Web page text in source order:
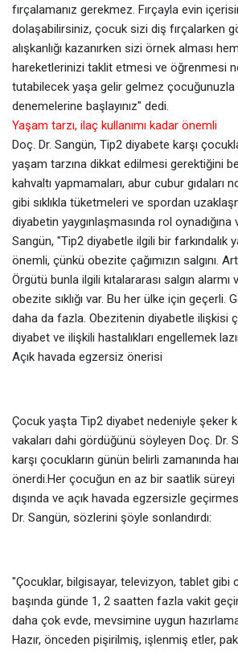
fırçalamanız gerekmez. Fırçayla evin
dolaşabilirsiniz, çocuk sizi diş fırçalarken
alışkanlığı kazanırken sizi örnek alması
hareketlerinizi taklit etmesi ve öğrenmesi
tutabilecek yaşa gelir gelmez çocuğunuzla
denemelerine başlayınız" dedi.
Yaşam tarzı, ilaç kullanımı kadar önemli
Doç. Dr. Sangün, Tip2 diyabete karşı
yaşam tarzına dikkat edilmesi gerektiğini
kahvaltı yapmamaları, abur cubur gıdaları
gibi sıklıkla tüketmeleri ve spordan
diyabetin yaygınlaşmasında rol oynadığına
Sangün, "Tip2 diyabetle ilgili bir farkındalık
önemli, çünkü obezite çağımızın salgını.
Örgütü bunla ilgili kıtalararası salgın
obezite sıklığı var. Bu her ülke için geçerli.
daha da fazla. Obezitenin diyabetle ilişkisi
diyabet ve ilişkili hastalıkları engellemek
Açık havada egzersiz önerisi
Çocuk yaşta Tip2 diyabet nedeniyle şeker
vakaları dahi gördüğünü söyleyen Doç. Dr.
karşı çocukların günün belirli zamanında
önerdi.Her çocuğun en az bir saatlik
dışında ve açık havada egzersizle
Dr. Sangün, sözlerini şöyle sonlandırdı:
"Çocuklar, bilgisayar, televizyon, tablet gibi
başında günde 1, 2 saatten fazla vakit
daha çok evde, mevsimine uygun
Hazır, önceden pişirilmiş, işlenmiş etler,